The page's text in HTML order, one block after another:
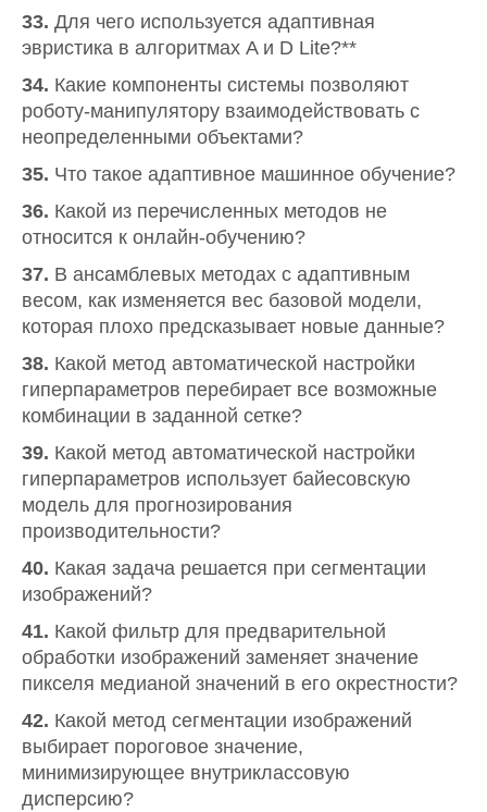
33. Для чего используется адаптивная
эвристика в алгоритмах A и D Lite?**
34. Какие компоненты системы позволяют
роботу-манипулятору взаимодействовать с
неопределенными объектами?
35. Что такое адаптивное машинное обучение?
36. Какой из перечисленных методов не
относится к онлайн-обучению?
37. В ансамблевых методах с адаптивным
весом, как изменяется вес базовой модели,
которая плохо предсказывает новые данные?
38. Какой метод автоматической настройки
гиперпараметров перебирает все возможные
комбинации в заданной сетке?
39. Какой метод автоматической настройки
гиперпараметров использует байесовскую
модель для прогнозирования
производительности?
40. Какая задача решается при сегментации
изображений?
41. Какой фильтр для предварительной
обработки изображений заменяет значение
пикселя медианой значений в его окрестности?
42. Какой метод сегментации изображений
выбирает пороговое значение,
минимизирующее внутриклассовую
дисперсию?